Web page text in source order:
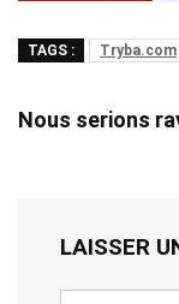
TAGS : Tryba.com
Nous serions
LAISSER